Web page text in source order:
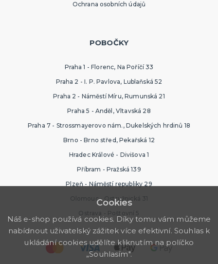
Ochrana osobních údajů
POBOČKY
Praha 1 - Florenc, Na Poříčí 33
Praha 2 - I. P. Pavlova, Lublaňská 52
Praha 2 - Náměstí Míru, Rumunská 21
Praha 5 - Anděl, Vltavská 28
Praha 7 - Strossmayerovo nám., Dukelských hrdinů 18
Brno - Brno střed, Pekařská 12
Hradec Králové - Divišova 1
Příbram - Pražská 139
Plzeň - Náměstí republiky 29
Olomouc - Ostružnická 31
Ostrava - Poštovní 5
Cookies
Náš e-shop používá cookies. Díky tomu vám můžeme
nabídnout uživatelský zážitek více efektivní. Souhlas k
ukládání cookies udělíte kliknutím na políčko
„Souhlasím".